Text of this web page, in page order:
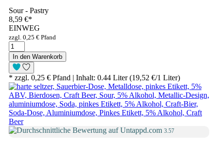
Sour - Pastry
8,59 €*
EINWEG
zzgl. 0,25 € Pfand
In den Warenkorb
* zzgl. 0,25 € Pfand | Inhalt: 0.44 Liter (19,52 €/1 Liter)
3.57